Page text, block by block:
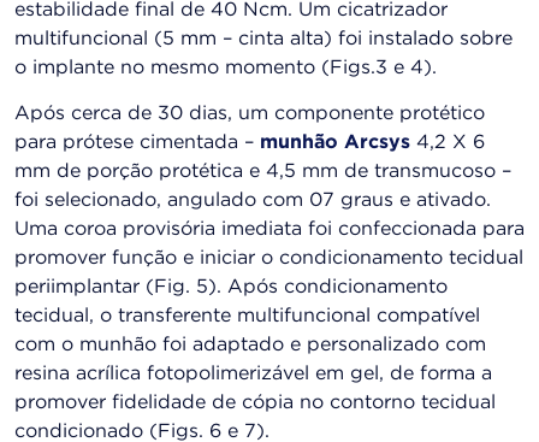
estabilidade final de 40 Ncm. Um cicatrizador
multifuncional (5 mm – cinta alta) foi instalado sobre
o implante no mesmo momento (Figs.3 e 4).
Após cerca de 30 dias, um componente protético
para prótese cimentada – munhão Arcsys 4,2 X 6
mm de porção protética e 4,5 mm de transmucoso –
foi selecionado, angulado com 07 graus e ativado.
Uma coroa provisória imediata foi confeccionada para
promover função e iniciar o condicionamento tecidual
periimplantar (Fig. 5). Após condicionamento
tecidual, o transferente multifuncional compatível
com o munhão foi adaptado e personalizado com
resina acrílica fotopolimerizável em gel, de forma a
promover fidelidade de cópia no contorno tecidual
condicionado (Figs. 6 e 7).